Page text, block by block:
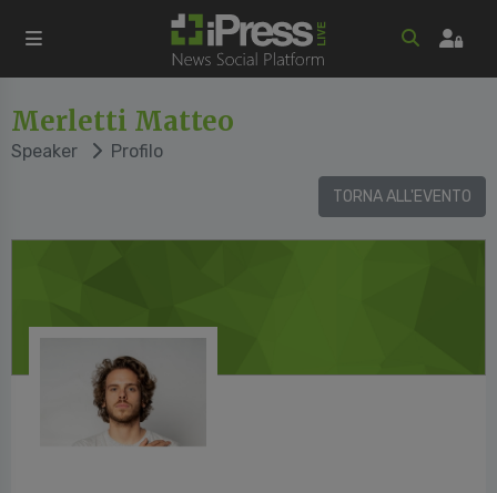
Merletti Matteo
Speaker Profilo
TORNA ALL'EVENTO